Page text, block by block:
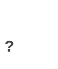
?